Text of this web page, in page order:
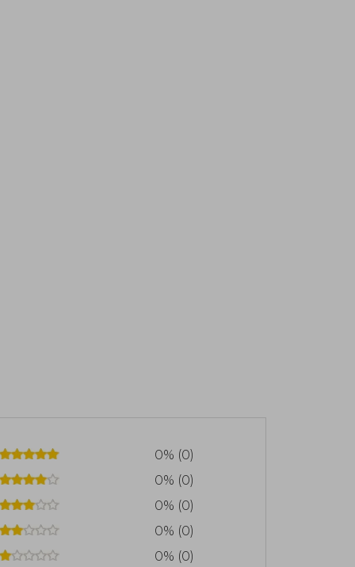
0% (0)
0% (0)
0% (0)
0% (0)
0% (0)